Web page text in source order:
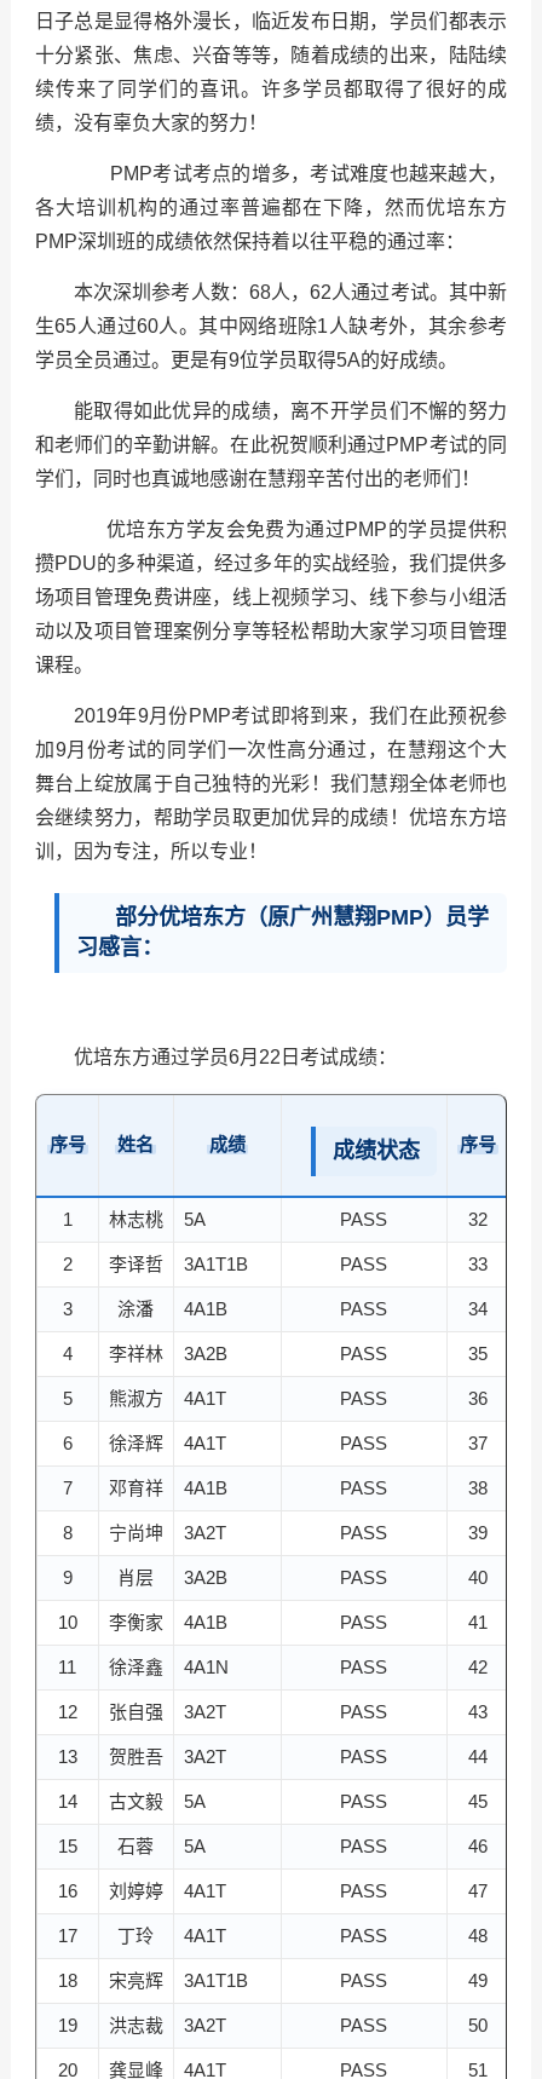
日子总是显得格外漫长，临近发布日期，学员们都表示
十分紧张、焦虑、兴奋等等，随着成绩的出来，陆陆续
续传来了同学们的喜讯。许多学员都取得了很好的成
绩，没有辜负大家的努力！
PMP考试考点的增多，考试难度也越来越大，
各大培训机构的通过率普遍都在下降，然而优培东方
PMP深圳班的成绩依然保持着以往平稳的通过率：
本次深圳参考人数：68人，62人通过考试。其中新
生65人通过60人。其中网络班除1人缺考外，其余参考
学员全员通过。更是有9位学员取得5A的好成绩。
能取得如此优异的成绩，离不开学员们不懈的努力
和老师们的辛勤讲解。在此祝贺顺利通过PMP考试的同
学们，同时也真诚地感谢在慧翔辛苦付出的老师们！
优培东方学友会免费为通过PMP的学员提供积
攒PDU的多种渠道，经过多年的实战经验，我们提供多
场项目管理免费讲座，线上视频学习、线下参与小组活
动以及项目管理案例分享等轻松帮助大家学习项目管理
课程。
2019年9月份PMP考试即将到来，我们在此预祝参
加9月份考试的同学们一次性高分通过，在慧翔这个大
舞台上绽放属于自己独特的光彩！我们慧翔全体老师也
会继续努力，帮助学员取更加优异的成绩！ 优培东方培
训，因为专注，所以专业！
部分优培东方（原广州慧翔PMP）员学
习感言：
优培东方通过学员6月22日考试成绩：
序号 姓名 成绩 成绩状态 序号
1 林志桃 5A PASS 32
2 李译哲 3A1T1B PASS 33
3 涂潘 4A1B PASS 34
4 李祥林 3A2B PASS 35
5 熊淑方 4A1T PASS 36
6 徐泽辉 4A1T PASS 37
7 邓育祥 4A1B PASS 38
8 宁尚坤 3A2T PASS 39
9 肖层 3A2B PASS 40
10 李衡家 4A1B PASS 41
11 徐泽鑫 4A1N PASS 42
12 张自强 3A2T PASS 43
13 贺胜吾 3A2T PASS 44
14 古文毅 5A PASS 45
15 石蓉 5A PASS 46
16 刘婷婷 4A1T PASS 47
17 丁玲 4A1T PASS 48
18 宋亮辉 3A1T1B PASS 49
19 洪志裁 3A2T PASS 50
20 龚显峰 4A1T PASS 51